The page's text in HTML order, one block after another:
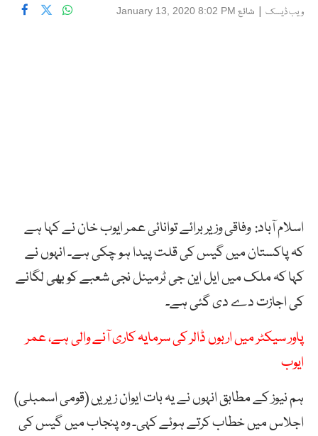
ویب ڈیسک | شائع January 13, 2020 8:02 PM
اسلام آباد: وفاقی وزیر برائے توانائی عمر ایوب خان نے کہا ہے
کہ پاکستان میں گیس کی قلت پیدا ہو چکی ہے۔ انہوں نے
کہا کہ ملک میں ایل این جی ٹرمینل نجی شعبے کو بھی لگانے
کی اجازت دے دی گئی ہے۔
پاور سیکٹر میں اربوں ڈالر کی سرمایہ کاری آنے والی ہے، عمر
ایوب
ہم نیوز کے مطابق انہوں نے یہ بات ایوان زیریں (قومی اسمبلی)
اجلاس میں خطاب کرتے ہوئے کہی۔ وہ پنجاب میں گیس کی